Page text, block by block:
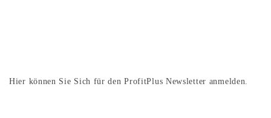
Hier können Sie Sich für den ProfitPlus Newsletter anmelden.